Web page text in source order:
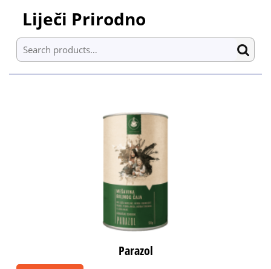
content
Skip
content
Liječi Prirodno
Search for:
Parazol